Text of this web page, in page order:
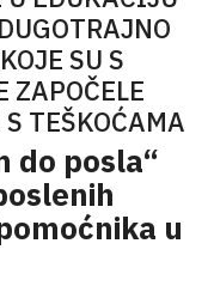
SU S
ZAPOČELE
TEŠKOĆAMA
do posla“
u